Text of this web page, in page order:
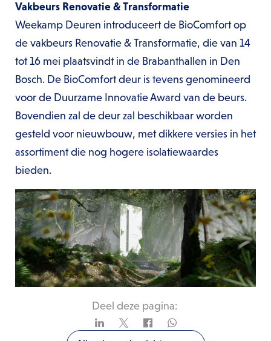
Vakbeurs Renovatie & Transformatie
Weekamp Deuren introduceert de BioComfort op
de vakbeurs Renovatie & Transformatie, die van 14
tot 16 mei plaatsvindt in de Brabanthallen in Den
Bosch. De BioComfort deur is tevens genomineerd
voor de Duurzame Innovatie Award van de beurs.
Bovendien zal de deur zal beschikbaar worden
gesteld voor nieuwbouw, met dikkere versies in het
assortiment die nog hogere isolatiewaardes
bieden.
Deel deze pagina: